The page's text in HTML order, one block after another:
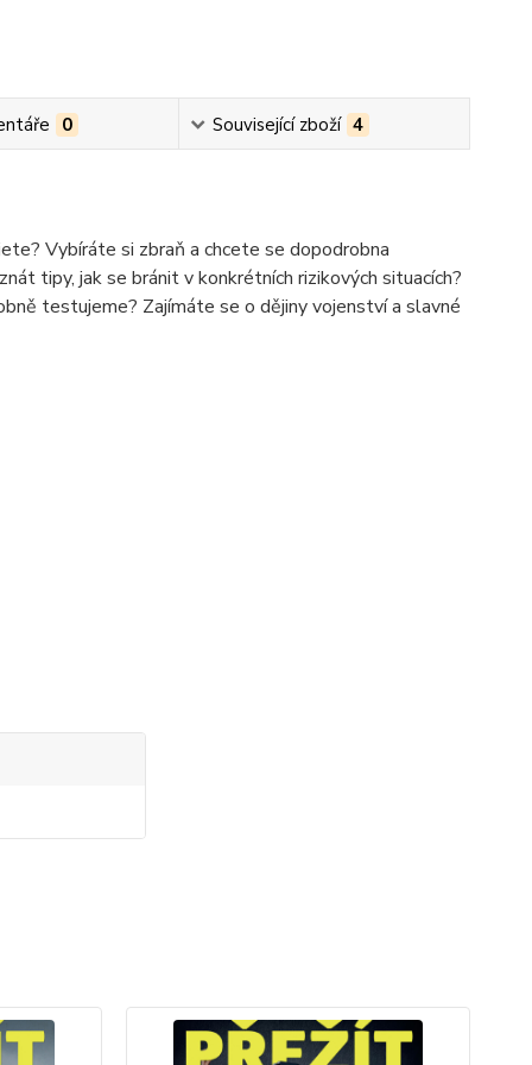
0 Související zboží 4
Vybíráte si zbraň a chcete se dopodrobna
tipy, jak se bránit v konkrétních rizikových situacích?
testujeme? Zajímáte se o dějiny vojenství a slavné